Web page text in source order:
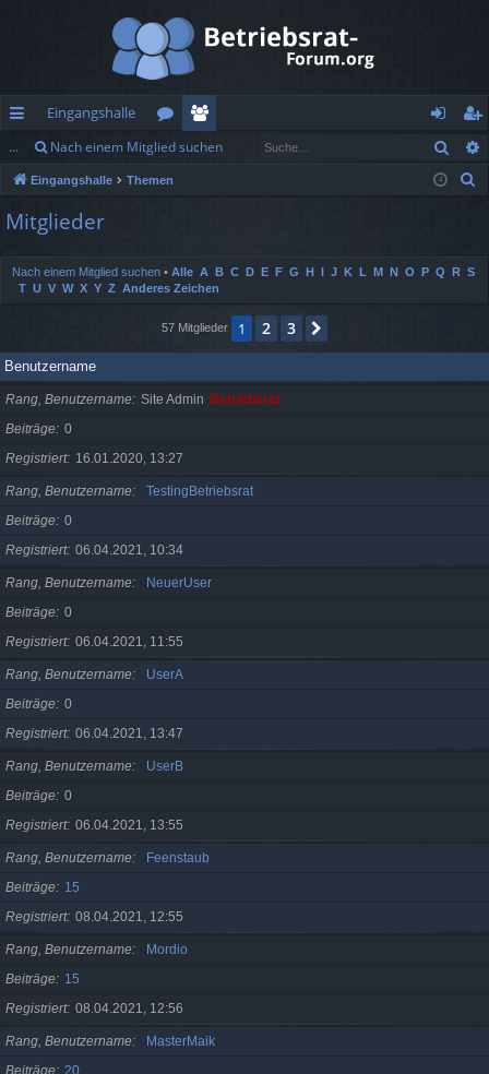
ch
ne
llz
rif
Eingangshalle
or
en
itg
n
m
eg
ist
... Nach einem Mitglied suchen
Eingangshalle Themen
Mitglieder
Nach einem Mitglied suchen • Alle A B C D E F G H I J K L M N O P Q R S
T U V W X Y Z Anderes Zeichen
57 Mitglieder 1 2 3
Benutzername
Rang, Benutzername Site Admin Betriebsrat
Beiträge 0
Registriert
16.01.2020, 13:27
Rang, Benutzername
TestingBetriebsrat
Beiträge 0
Registriert 06.04.2021, 10:34
Rang, Benutzername
NeuerUser
Beiträge 0
Registriert 06.04.2021, 11:55
Rang, Benutzername
UserA
Beiträge 0
Registriert 06.04.2021, 13:47
Rang, Benutzername
UserB
Beiträge 0
Registriert 06.04.2021, 13:55
Rang, Benutzername
Feenstaub
Beiträge
15
Registriert 08.04.2021, 12:55
Rang, Benutzername
Mordio
Beiträge
15
Registriert 08.04.2021, 12:56
Rang, Benutzername
MasterMaik
Beiträge 20